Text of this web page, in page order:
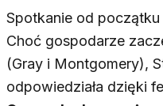
Spotkanie od
Choć gospodarze
(Gray i Montgomery),
odpowiedziała dzięki